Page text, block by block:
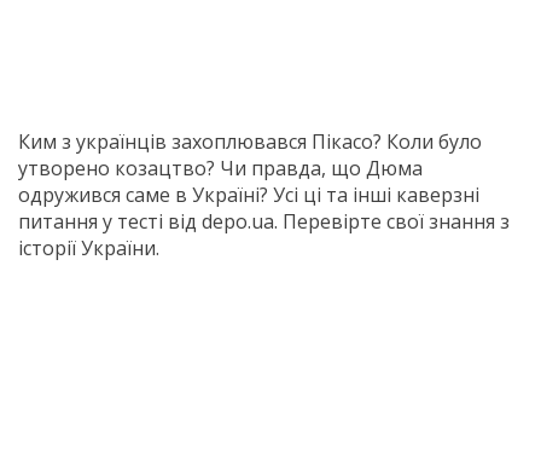
Ким з українців захоплювався Пікасо? Коли було
утворено козацтво? Чи правда, що Дюма
одружився саме в Україні? Усі ці та інші каверзні
питання у тесті від depo.ua. Перевірте свої знання з
історії України.